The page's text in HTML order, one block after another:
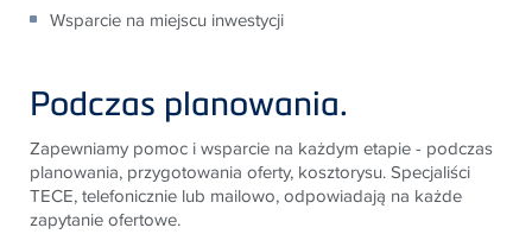
Wsparcie na miejscu inwestycji
Podczas planowania.
Zapewniamy pomoc i wsparcie na każdym etapie - podczas
planowania, przygotowania oferty, kosztorysu. Specjaliści
TECE, telefonicznie lub mailowo, odpowiadają na każde
zapytanie ofertowe.